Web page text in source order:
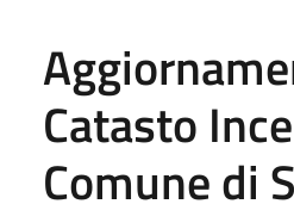
Catasto
Comune di